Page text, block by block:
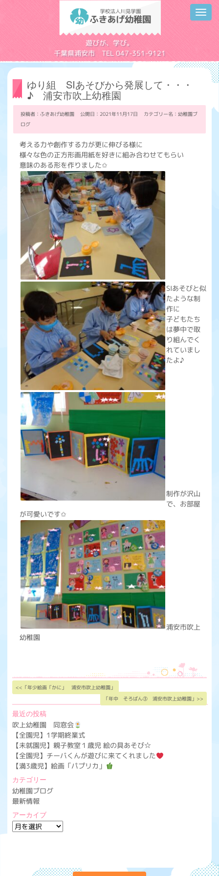
遊びが、学び。
千葉県浦安市 TEL 047-351-9121
ゆり組 SIあそびから発展して・・・
♪ 浦安市吹上幼稚園
投稿者：ふきあげ幼稚園 公開日：2021年11月17日 カテゴリー名： 幼稚園ブ
ログ
考える力や創作する力が更に伸びる様に
様々な色の正方形画用紙を好きに組み合わせてもらい
意味のある形を作りました✩
SIあそびと似
たような制
作に
子どもたち
は夢中で取
り組んでく
れていまし
たよ♪
制作が沢山
で、お部屋
が可愛いです✩
浦安市吹上
幼稚園
<<「年少絵画「かに」 浦安市吹上幼稚園」
「年中 そろばん③ 浦安市吹上幼稚園」>>
最近の投稿
吹上幼稚園 同窓会
【全園児】1学期終業式
【未就園児】親子教室１歳児 絵の具あそび☆
【全園児】チーバくんが遊びに来てくれました
【満3歳児】絵画「パプリカ」
カテゴリー
幼稚園ブログ
最新情報
アーカイブ
ア